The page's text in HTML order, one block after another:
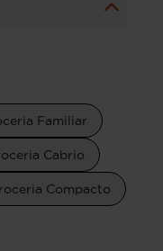
Familiar
Cabrio
Compacto